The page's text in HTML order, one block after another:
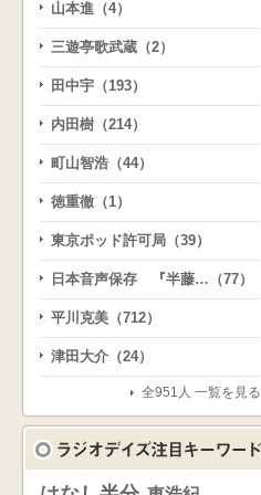
山本進（4）
三遊亭歌武蔵（2）
田中宇（193）
内田樹（214）
町山智浩（44）
徳重徹（1）
東京ポッド許可局（39）
日本音声保存 『半藤…（77）
平川克美（712）
津田大介（24）
全951人 一覧を見る